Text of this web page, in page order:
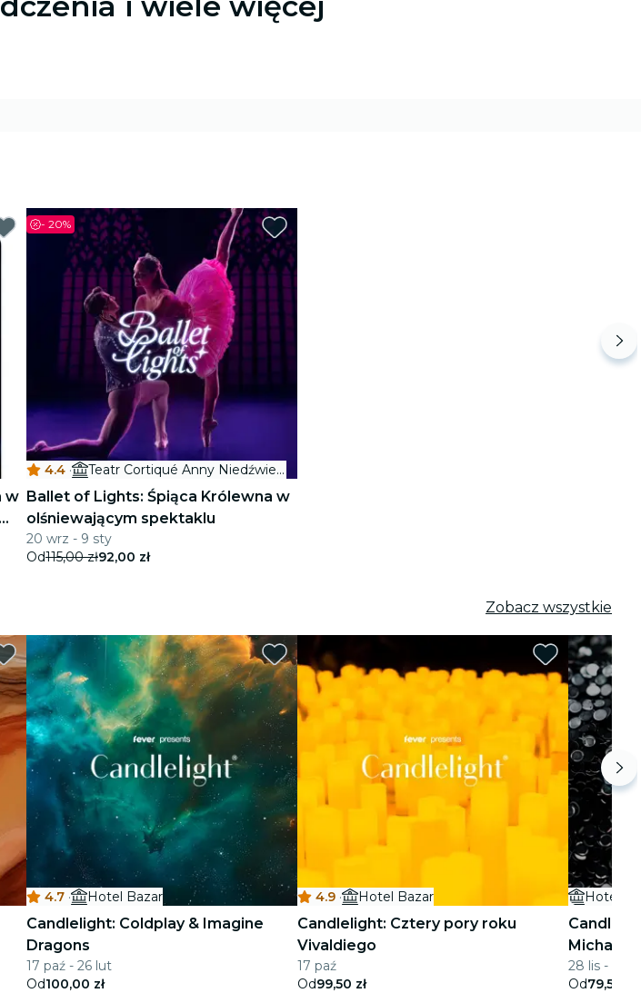
w
- 20%
4.4 · Teatr Cortiqué Anny Niedźwiedź
Ballet of Lights: Śpiąca Królewna w
olśniewającym spektaklu
20 wrz - 9 sty
Od115,00 zł92,00 zł
Zobacz wszystkie
4.7 · Hotel Bazar
Candlelight: Coldplay & Imagine
Dragons
17 paź - 26 lut
Od100,00 zł
4.9 · Hotel Bazar
Candlelight: Cztery pory roku
Vivaldiego
17 paź
Od99,50 zł
Hotel
Michaela
28 lis - 17
Od79,50 zł